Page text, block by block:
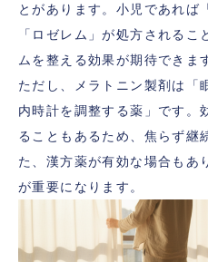
とがあります。小児であれば
「ロゼレム」が処方される
ムを整える効果が期待できま
ただし、メラトニン製剤は「
内時計を調整する薬」です。
ることもあるため、焦らず継
た、漢方薬が有効な場合もあ
が重要になります。